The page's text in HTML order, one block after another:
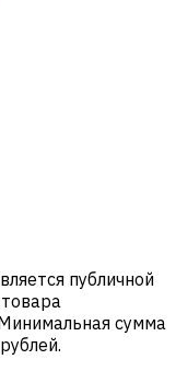
публичной
сумма